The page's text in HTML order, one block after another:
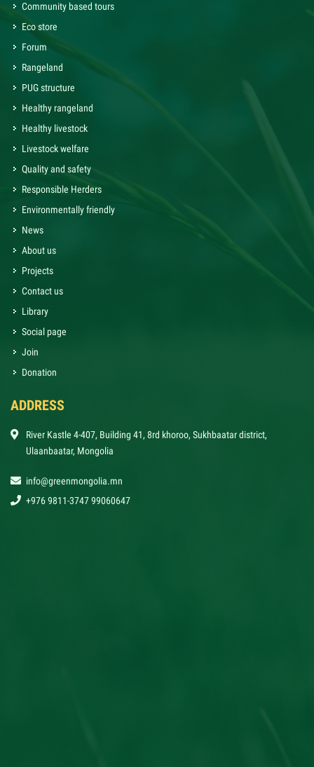
Community based tours
Eco store
Forum
Rangeland
PUG structure
Healthy rangeland
Healthy livestock
Livestock welfare
Quality and safety
Responsible Herders
Environmentally friendly
News
About us
Projects
Contact us
Library
Social page
Join
Donation
ADDRESS
River Kastle 4-407, Building 41, 8rd khoroo, Sukhbaatar district,
Ulaanbaatar, Mongolia
info@greenmongolia.mn
+976 9811-3747 99060647